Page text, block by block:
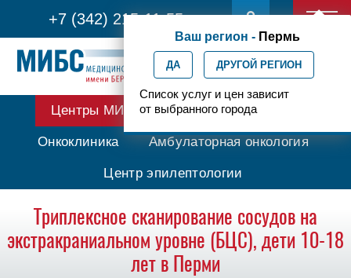
+7 (342) 215-11-55
Ваш регион - Пермь
ДА ДРУГОЙ РЕГИОН
Список услуг и цен зависит
от выбранного города
Центры МИБС Протонная терапия
Онкоклиника Амбулаторная онкология
Центр эпилептологии
Триплексное сканирование сосудов на
экстракраниальном уровне (БЦС), дети 10-18
лет в Перми